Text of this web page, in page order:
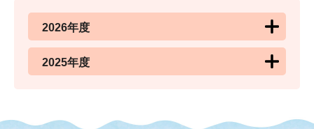
2026年度
2025年度